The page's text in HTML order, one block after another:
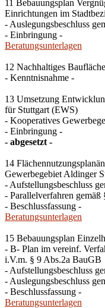
11 Bebauungsplan
Einrichtungen im
- Auslegungsbeschluss
- Einbringung -
Beratungsunterlagen
12 Nachhaltiges
- Kenntnisnahme -
13 Umsetzung
für Stuttgart (EWS)
- Kooperatives
- Einbringung -
- abgesetzt -
14
Gewerbegebiet Aldinger
- Aufstellungsbeschluss
- Parallelverfahren
- Beschlussfassung -
Beratungsunterlagen
15 Bebauungsplan
- B- Plan im vereinf.
i.V.m. § 9 Abs.2a BauGB
- Aufstellungsbeschluss
- Auslegungsbeschluss
- Beschlussfassung -
Beratungsunterlagen